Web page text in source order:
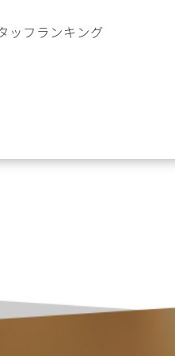
ッフランキング